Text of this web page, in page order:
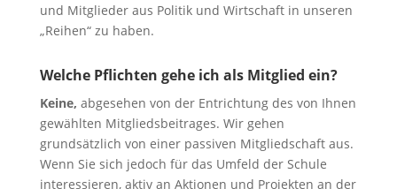
und Mitglieder aus Politik und Wirtschaft in unseren
„Reihen“ zu haben.
Welche Pflichten gehe ich als Mitglied ein?
Keine, abgesehen von der Entrichtung des von Ihnen
gewählten Mitgliedsbeitrages. Wir gehen
grundsätzlich von einer passiven Mitgliedschaft aus.
Wenn Sie sich jedoch für das Umfeld der Schule
interessieren, aktiv an Aktionen und Projekten an der